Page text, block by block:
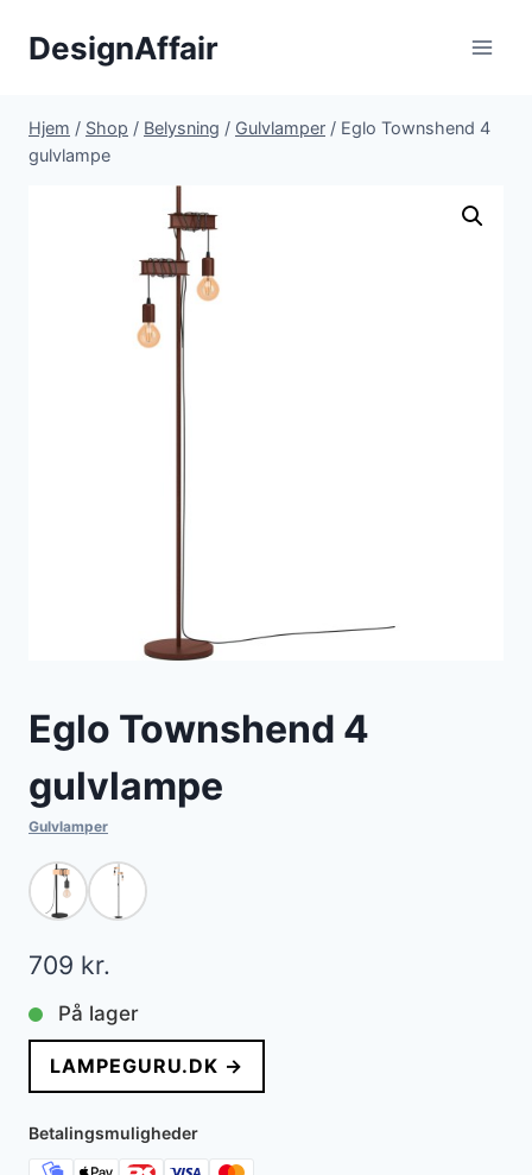
DesignAffair
Hjem / Shop / Belysning / Gulvlamper / Eglo Townshend 4
gulvlampe
Eglo Townshend 4
gulvlampe
Gulvlamper
709 kr.
På lager
LAMPEGURU.DK →
Betalingsmuligheder